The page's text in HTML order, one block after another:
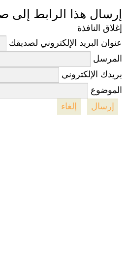
إرسال هذا الرابط إلى
إغلاق النافذة
عنوان البريد الإلكتروني لصديقك
المرسل
بريدك الإلكتروني
الموضوع
إرسال
إلغاء